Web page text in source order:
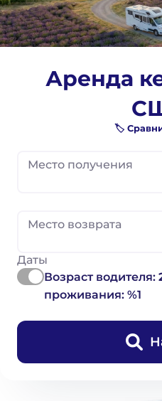
Аренда
🏷️
Место получения
Место возврата
Даты
Возраст водителя:
проживания: %1